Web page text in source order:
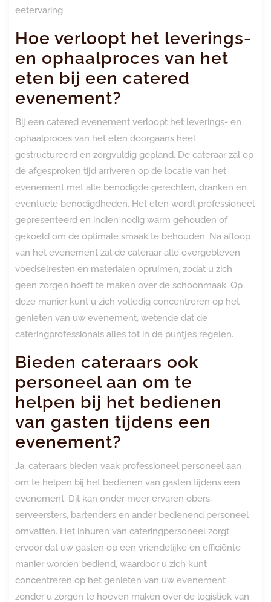
eetervaring.
Hoe verloopt het leverings-
en ophaalproces van het
eten bij een catered
evenement?
Bij een catered evenement verloopt het leverings- en
ophaalproces van het eten doorgaans heel
gestructureerd en zorgvuldig gepland. De cateraar zal op
de afgesproken tijd arriveren op de locatie van het
evenement met alle benodigde gerechten, dranken en
eventuele benodigdheden. Het eten wordt professioneel
gepresenteerd en indien nodig warm gehouden of
gekoeld om de optimale smaak te behouden. Na afloop
van het evenement zal de cateraar alle overgebleven
voedselresten en materialen opruimen, zodat u zich
geen zorgen hoeft te maken over de schoonmaak. Op
deze manier kunt u zich volledig concentreren op het
genieten van uw evenement, wetende dat de
cateringprofessionals alles tot in de puntjes regelen.
Bieden cateraars ook
personeel aan om te
helpen bij het bedienen
van gasten tijdens een
evenement?
Ja, cateraars bieden vaak professioneel personeel aan
om te helpen bij het bedienen van gasten tijdens een
evenement. Dit kan onder meer ervaren obers,
serveersters, bartenders en ander bedienend personeel
omvatten. Het inhuren van cateringpersoneel zorgt
ervoor dat uw gasten op een vriendelijke en efficiënte
manier worden bediend, waardoor u zich kunt
concentreren op het genieten van uw evenement
zonder u zorgen te hoeven maken over de logistiek van